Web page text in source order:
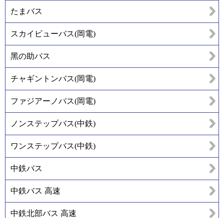
たまバス
スカイビューバス(岡電)
黑の助バス
チャギントンバス(岡電)
ファジアーノバス(岡電)
ノンステップバス(中鉄)
ワンステップバス(中鉄)
中鉄バス
中鉄バス 高速
中鉄北部バス 高速